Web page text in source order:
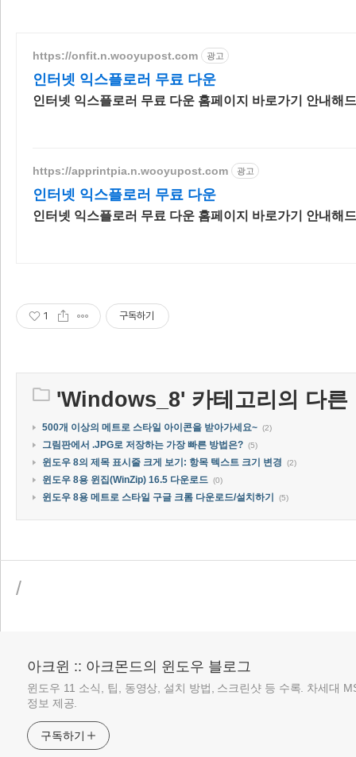
https://onfit.n.wooyupost.com 광고
인터넷 익스플로러 무료 다운
인터넷 익스플로러 무료 다운 홈페이지 바로가기 안내해
https://apprintpia.n.wooyupost.com 광고
인터넷 익스플로러 무료 다운
인터넷 익스플로러 무료 다운 홈페이지 바로가기 안내해
1 구독하기
'Windows_8' 카테고리의 다른
500개 이상의 메트로 스타일 아이콘을 받아가세요~ (2)
그림판에서 .JPG로 저장하는 가장 빠른 방법은? (5)
윈도우 8의 제목 표시줄 크게 보기: 항목 텍스트 크기 변경 (2)
윈도우 8용 윈집(WinZip) 16.5 다운로드 (0)
윈도우 8용 메트로 스타일 구글 크롬 다운로드/설치하기 (5)
/
아크윈 :: 아크몬드의 윈도우 블로그
윈도우 11 소식, 팁, 동영상, 설치 방법, 스크린샷 등 수록. 차세대
정보 제공.
구독하기